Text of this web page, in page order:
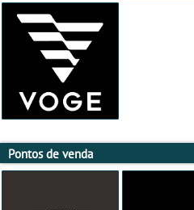
Pontos de venda